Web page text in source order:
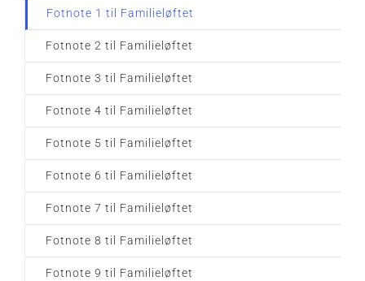
Fotnote 1 til Familieløftet
Fotnote 2 til Familieløftet
Fotnote 3 til Familieløftet
Fotnote 4 til Familieløftet
Fotnote 5 til Familieløftet
Fotnote 6 til Familieløftet
Fotnote 7 til Familieløftet
Fotnote 8 til Familieløftet
Fotnote 9 til Familieløftet